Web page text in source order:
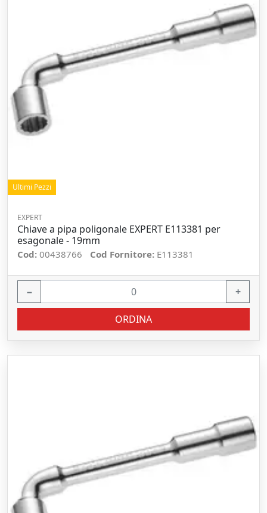
Ultimi Pezzi
EXPERT
Chiave a pipa poligonale EXPERT E113381 per
esagonale - 19mm
Cod: 00438766 Cod Fornitore: E113381
− +
ORDINA